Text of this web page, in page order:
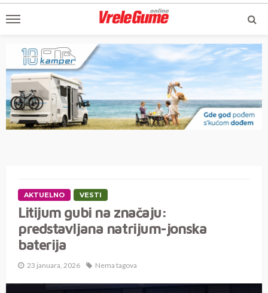
AKTUELNO VESTI
Litijum gubi na značaju:
predstavljana natrijum-jonska
baterija
23 januara, 2026 Nema tagova